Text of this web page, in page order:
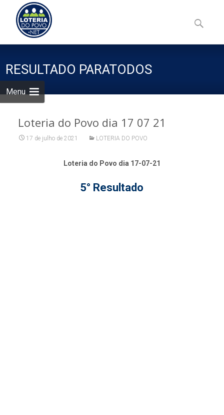
Menu
to
content
por:
RESULTADO PARATODOS
Loteria do Povo dia 17 07 21
17 de julho de 2021 LOTERIA DO POVO
Loteria do Povo dia 17-07-21
5° Resultado